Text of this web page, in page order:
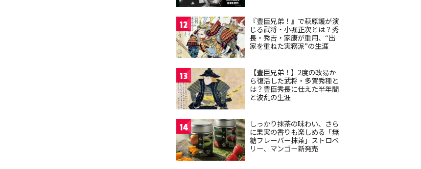
12
『豊臣兄弟！』で萩原護が演
じる武将・小堀正次とは？秀
長・秀吉・家康が重用、“出
家を重ねた実務派”の生涯
13
【豊臣兄弟！】2度の改易か
ら復活した武将・多賀秀種と
は？豊臣秀長に仕えた半年間
と波乱の生涯
14
しっかり抹茶の味わい、さら
に果実の香りも楽しめる「無
糖フレーバー抹茶」ストロベ
リー、マンゴー新発売